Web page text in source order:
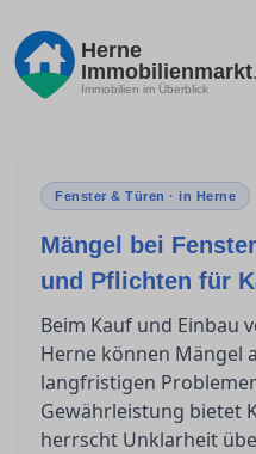
Herne
Immobilienmarkt
Immobilien im Überblick
Fenster & Türen · in Herne
Mängel bei
und Pflichten für
Beim Kauf und Einbau
Herne können Mängel
langfristigen
Gewährleistung bietet
herrscht Unklarheit